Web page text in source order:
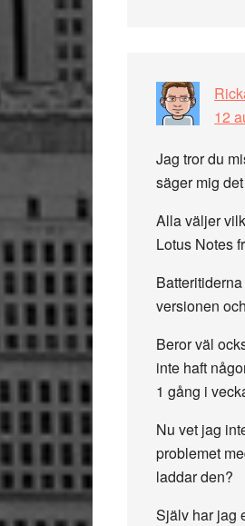
12
Jag tror du
säger mig
Alla väljer
Lotus Notes
versionen
Beror väl
inte haft
1 gång i
Nu vet jag
problemet
laddar den?
Själv har jag